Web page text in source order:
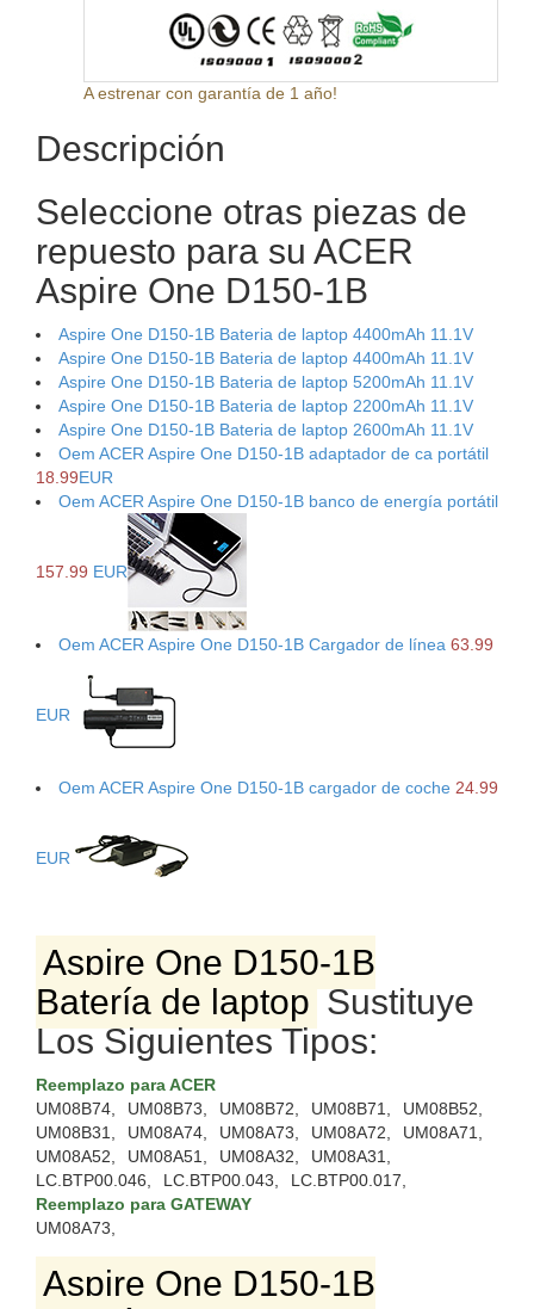
A estrenar con garantía de 1 año!
Descripción
Seleccione otras piezas de
repuesto para su ACER
Aspire One D150-1B
Aspire One D150-1B Bateria de laptop 4400mAh 11.1V
Aspire One D150-1B Bateria de laptop 4400mAh 11.1V
Aspire One D150-1B Bateria de laptop 5200mAh 11.1V
Aspire One D150-1B Bateria de laptop 2200mAh 11.1V
Aspire One D150-1B Bateria de laptop 2600mAh 11.1V
Oem ACER Aspire One D150-1B adaptador de ca portátil
18.99EUR
Oem ACER Aspire One D150-1B banco de energía portátil
157.99 EUR
Oem ACER Aspire One D150-1B Cargador de línea 63.99
EUR
Oem ACER Aspire One D150-1B cargador de coche 24.99
EUR
Aspire One D150-1B
Batería de laptop Sustituye
Los Siguientes Tipos:
Reemplazo para ACER
UM08B74,
UM08B73, UM08B72, UM08B71,
UM08B52,
UM08B31,
UM08A74, UM08A73, UM08A72,
UM08A71,
UM08A52,
UM08A51, UM08A32,
UM08A31,
LC.BTP00.046,
LC.BTP00.043,
LC.BTP00.017,
Reemplazo para GATEWAY
UM08A73,
Aspire One D150-1B